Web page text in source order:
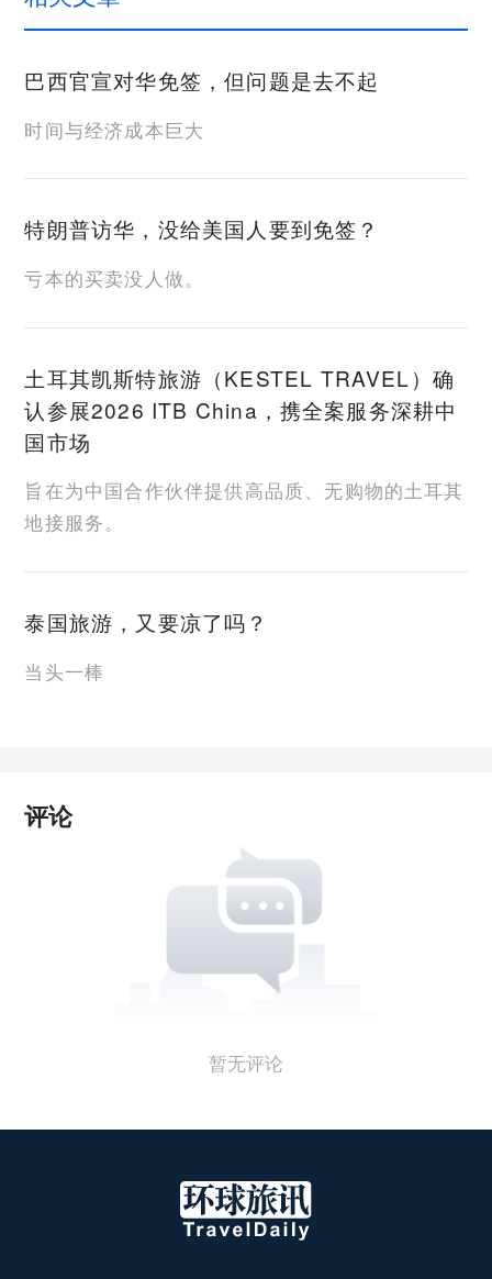
巴西官宣对华免签，但问题是去不起
时间与经济成本巨大
特朗普访华，没给美国人要到免签？
亏本的买卖没人做。
土耳其凯斯特旅游（KESTEL TRAVEL）确
认参展2026 ITB China，携全案服务深耕中
国市场
旨在为中国合作伙伴提供高品质、无购物的土耳其
地接服务。
泰国旅游，又要凉了吗？
当头一棒
评论
暂无评论